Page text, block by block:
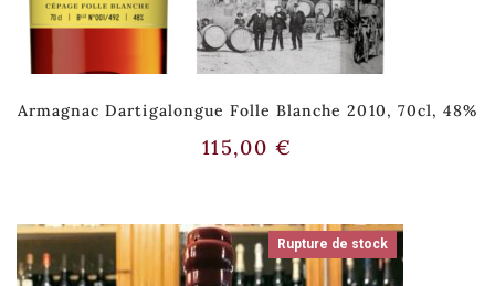
Armagnac Dartigalongue Folle Blanche 2010, 70cl, 48%
115,00 €
Rupture de stock